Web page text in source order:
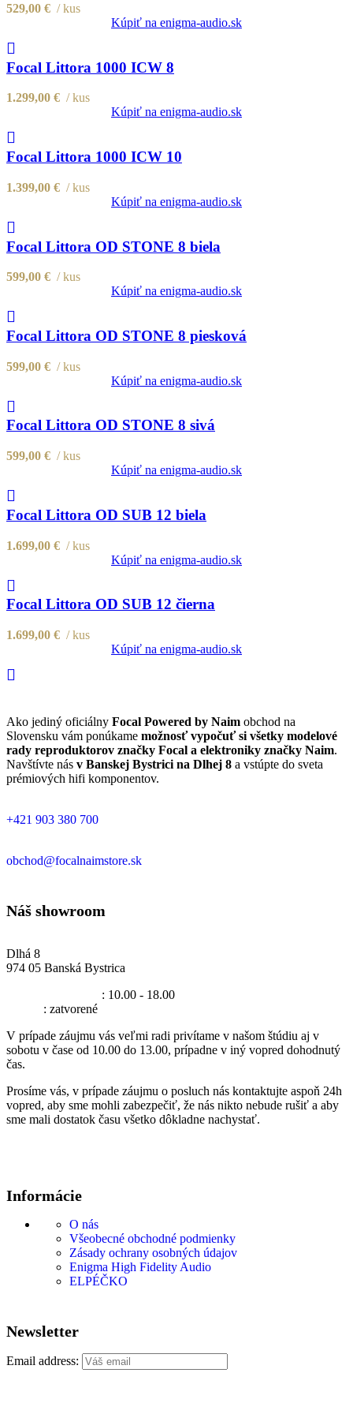
529,00 €
kus
Kúpiť na enigma-audio.sk
Compare
Quick view
Focal Littora 1000 ICW 8
1.299,00 €
kus
Kúpiť na enigma-audio.sk
Compare
Quick view
Focal Littora 1000 ICW 10
1.399,00 €
kus
Kúpiť na enigma-audio.sk
Compare
Quick view
Focal Littora OD STONE 8 biela
599,00 €
kus
Kúpiť na enigma-audio.sk
Compare
Quick view
Focal Littora OD STONE 8 piesková
599,00 €
kus
Kúpiť na enigma-audio.sk
Compare
Quick view
Focal Littora OD STONE 8 sivá
599,00 €
kus
Kúpiť na enigma-audio.sk
Compare
Quick view
Focal Littora OD SUB 12 biela
1.699,00 €
kus
Kúpiť na enigma-audio.sk
Compare
Quick view
Focal Littora OD SUB 12 čierna
1.699,00 €
kus
Kúpiť na enigma-audio.sk
Ako jediný oficiálny Focal Powered by Naim obchod na
Slovensku vám ponúkame možnosť vypočuť si všetky modelové
rady reproduktorov značky Focal a elektroniky značky Naim.
Navštívte nás v Banskej Bystrici na Dlhej 8 a vstúpte do sveta
prémiových hifi komponentov.
+421 903 380 700
obchod@focalnaimstore.sk
Náš showroom
Dlhá 8
974 05 Banská Bystrica
: 10.00 - 18.00
: zatvorené
V prípade záujmu vás veľmi radi privítame v našom štúdiu aj v
sobotu v čase od 10.00 do 13.00, prípadne v iný vopred dohodnutý
čas.
Prosíme vás, v prípade záujmu o posluch nás kontaktujte aspoň 24h
vopred, aby sme mohli zabezpečiť, že nás nikto nebude rušiť a aby
sme mali dostatok času všetko dôkladne nachystať.
Informácie
O nás
Všeobecné obchodné podmienky
Zásady ochrany osobných údajov
Enigma High Fidelity Audio
ELPÉČKO
Newsletter
Email address: